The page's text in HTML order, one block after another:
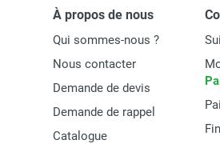
À propos de nous
Qui sommes-nous ?
Nous contacter
Demande de devis
Demande de rappel
Catalogue